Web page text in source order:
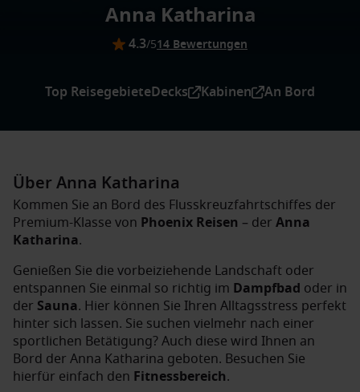
Anna Katharina
4.3/514 Bewertungen
Top ReisegebieteDecks Kabinen An Bord
Über Anna Katharina
Kommen Sie an Bord des Flusskreuzfahrtschiffes der
Premium-Klasse von Phoenix Reisen – der Anna
Katharina.
Genießen Sie die vorbeiziehende Landschaft oder
entspannen Sie einmal so richtig im Dampfbad oder in
der Sauna. Hier können Sie Ihren Alltagsstress perfekt
hinter sich lassen. Sie suchen vielmehr nach einer
sportlichen Betätigung? Auch diese wird Ihnen an
Bord der Anna Katharina geboten. Besuchen Sie
hierfür einfach den Fitnessbereich.